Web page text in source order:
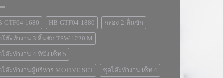
GTF04-1680 HB-GTF04-1880 กล่อง-2-ลิ้นฃัก
ต๊ะทำงาน 3 ลิ้นชัก TSW 1220 M
ต๊ะทำงาน 4 ที่นั่ง เซ็ท 5
ต๊ะทำงานผู้บริหาร MOTIVE SET ชุดโต๊ะทำงาน เซ็ท 4